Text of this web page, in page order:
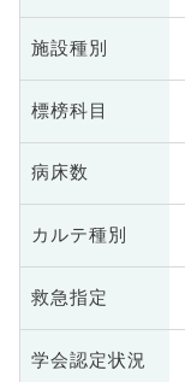
施設種別
標榜科目
病床数
カルテ種別
救急指定
学会認定状況